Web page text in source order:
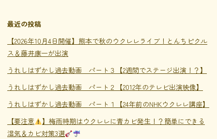
最近の投稿
【2026年10月4日開催】熊本で秋のウクレレライブ！とんちピクル
ス＆藤井康一が出演
うれしはずかし過去動画 パート３【2週間でステージ出演！？】
うれしはずかし過去動画 パート２【2012年のテレビ出演映像】
うれしはずかし過去動画 パート１【24年前のNHKウクレレ講座】
【要注意
】梅雨時期はウクレレに青カビ発生！？簡単にできる
湿気＆カビ対策3選